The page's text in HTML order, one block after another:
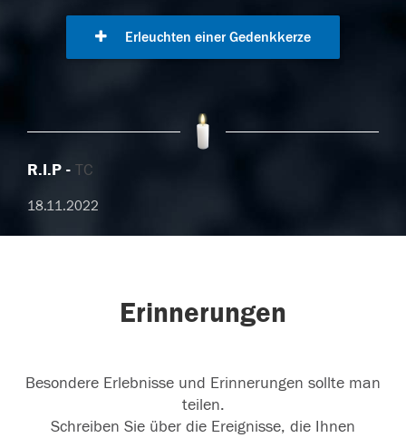
Erleuchten einer Gedenkkerze
R.I.P TC
18.11.2022
Erinnerungen
Besondere Erlebnisse und Erinnerungen sollte man
teilen.
Schreiben Sie über die Ereignisse, die Ihnen